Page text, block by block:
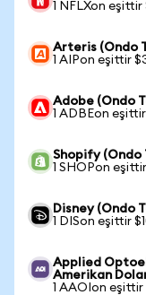
1 NFLXon
Arteris (Ondo
1 AIPon eşittir
Adobe (Ondo
1 ADBEon
Shopify (Ondo
1 SHOPon
Disney (Ondo
1 DISon eşittir
Applied
Amerikan
1 AAOIon eşittir